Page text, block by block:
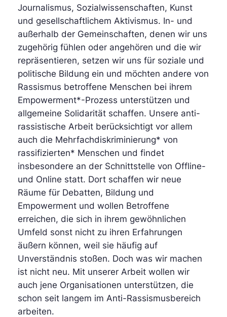
Journalismus, Sozialwissenschaften, Kunst
und gesellschaftlichem Aktivismus. In- und
außerhalb der Gemeinschaften, denen wir uns
zugehörig fühlen oder angehören und die wir
repräsentieren, setzen wir uns für soziale und
politische Bildung ein und möchten andere von
Rassismus betroffene Menschen bei ihrem
Empowerment*-Prozess unterstützen und
allgemeine Solidarität schaffen. Unsere anti-
rassistische Arbeit berücksichtigt vor allem
auch die Mehrfachdiskriminierung* von
rassifizierten* Menschen und findet
insbesondere an der Schnittstelle von Offline-
und Online statt. Dort schaffen wir neue
Räume für Debatten, Bildung und
Empowerment und wollen Betroffene
erreichen, die sich in ihrem gewöhnlichen
Umfeld sonst nicht zu ihren Erfahrungen
äußern können, weil sie häufig auf
Unverständnis stoßen. Doch was wir machen
ist nicht neu. Mit unserer Arbeit wollen wir
auch jene Organisationen unterstützen, die
schon seit langem im Anti-Rassismusbereich
arbeiten.